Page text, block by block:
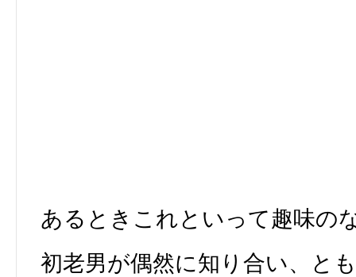
あるときこれといって趣味の
初老男が偶然に知り合い、と